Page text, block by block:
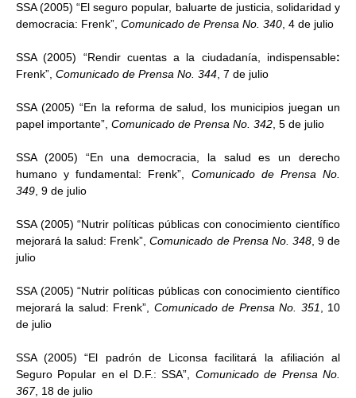
SSA (2005) “El seguro popular, baluarte de justicia, solidaridad y
democracia: Frenk”, Comunicado de Prensa No. 340 , 4 de julio
SSA (2005) “Rendir cuentas a la ciudadanía, indispensable:
Frenk”, Comunicado de Prensa No. 344 , 7 de julio
SSA (2005) “En la reforma de salud, los municipios juegan un
papel importante”, Comunicado de Prensa No. 342 , 5 de julio
SSA (2005) “En una democracia, la salud es un derecho
humano y fundamental: Frenk”, Comunicado de Prensa No.
349 , 9 de julio
SSA (2005) “Nutrir políticas públicas con conocimiento científico
mejorará la salud: Frenk”,Comunicado de Prensa No. 348, 9 de
julio
SSA (2005) “Nutrir políticas públicas con conocimiento científico
mejorará la salud: Frenk”, Comunicado de Prensa No. 351 , 10
de julio
SSA (2005) “El padrón de Liconsa facilitará la afiliación al
Seguro Popular en el D.F.: SSA”, Comunicado de Prensa No.
367, 18 de julio